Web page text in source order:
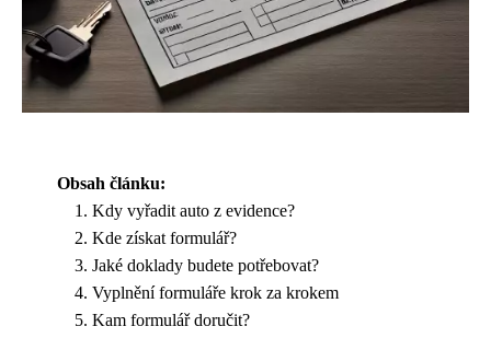
Obsah článku:
Kdy vyřadit auto z evidence?
Kde získat formulář?
Jaké doklady budete potřebovat?
Vyplnění formuláře krok za krokem
Kam formulář doručit?